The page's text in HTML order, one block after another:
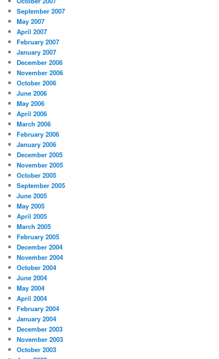
September 2007
May 2007
April 2007
February 2007
January 2007
December 2006
November 2006
October 2006
June 2006
May 2006
April 2006
March 2006
February 2006
January 2006
December 2005
November 2005
October 2005
September 2005
June 2005
May 2005
April 2005
March 2005
February 2005
December 2004
November 2004
October 2004
June 2004
May 2004
April 2004
February 2004
January 2004
December 2003
November 2003
October 2003